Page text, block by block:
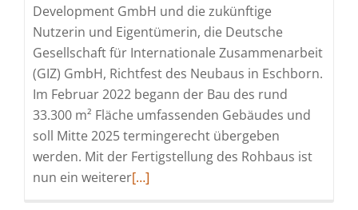
Development GmbH und die zukünftige
Nutzerin und Eigentümerin, die Deutsche
Gesellschaft für Internationale Zusammenarbeit
(GIZ) GmbH, Richtfest des Neubaus in Eschborn.
Im Februar 2022 begann der Bau des rund
33.300 m² Fläche umfassenden Gebäudes und
soll Mitte 2025 termingerecht übergeben
werden. Mit der Fertigstellung des Rohbaus ist
nun ein weitererRead
[…]